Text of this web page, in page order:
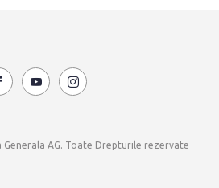
Generala AG. Toate Drepturile rezervate